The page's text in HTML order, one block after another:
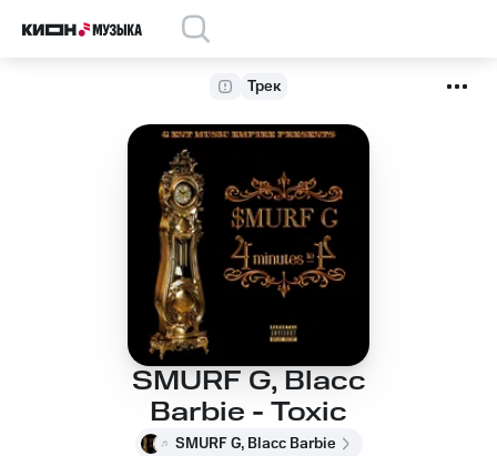
Трек
SMURF G, Blacc
Barbie - Toxic
SMURF G, Blacc Barbie